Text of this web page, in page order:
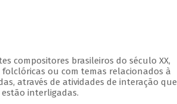
compositores brasileiros do século XX,
ou com temas relacionados à
através de atividades de interação que
interligadas.